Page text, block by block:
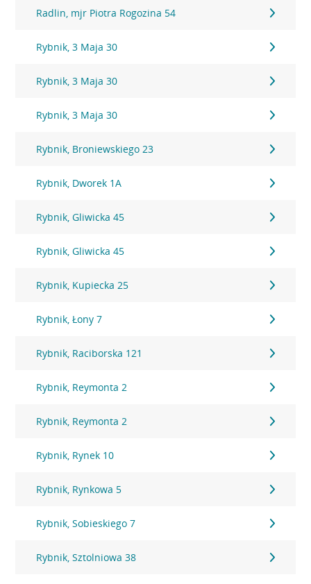
Radlin, mjr Piotra Rogozina 54
Rybnik, 3 Maja 30
Rybnik, 3 Maja 30
Rybnik, 3 Maja 30
Rybnik, Broniewskiego 23
Rybnik, Dworek 1A
Rybnik, Gliwicka 45
Rybnik, Gliwicka 45
Rybnik, Kupiecka 25
Rybnik, Łony 7
Rybnik, Raciborska 121
Rybnik, Reymonta 2
Rybnik, Reymonta 2
Rybnik, Rynek 10
Rybnik, Rynkowa 5
Rybnik, Sobieskiego 7
Rybnik, Sztolniowa 38